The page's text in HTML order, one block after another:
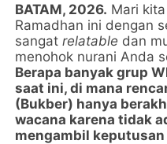
BATAM, 2026. Mari
Ramadhan ini dengan
sangatrelatable dan
menohok nurani Anda
Berapa banyak grup
saat ini, di mana
(Bukber) hanya
wacana karena tidak
mengambil